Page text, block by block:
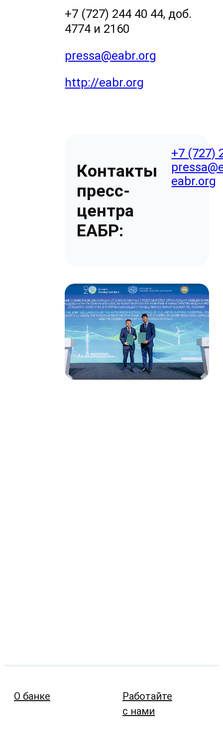
+7 (727) 244 40 44, доб.
4774 и 2160
pressa@eabr.org
http://eabr.org
Контакты
пресс-
центра
ЕАБР:
+7 (727)
eabr.org
О банке
Работайте
с нами